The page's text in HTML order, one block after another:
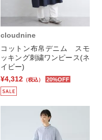
cloudnine
コットン布帛デニム スモ
ッキング刺繍ワンピース(ネ
イビー)
¥4,312 （税込） 20%OFF